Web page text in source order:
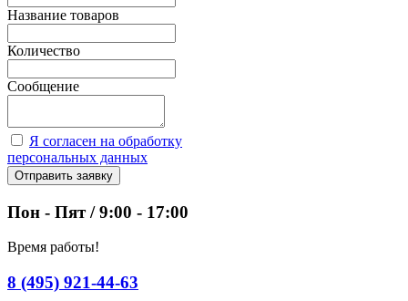
Название товаров
Количество
Сообщение
Я согласен на обработку
персональных данных
Отправить заявку
Пон - Пят / 9:00 - 17:00
Время работы!
8 (495) 921-44-63